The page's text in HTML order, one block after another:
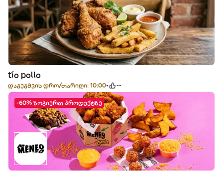
tío pollo
დაგეგმვის დრო/თარიღი: 10:00 --
-60% ზოგიერთ პროდუქტზე